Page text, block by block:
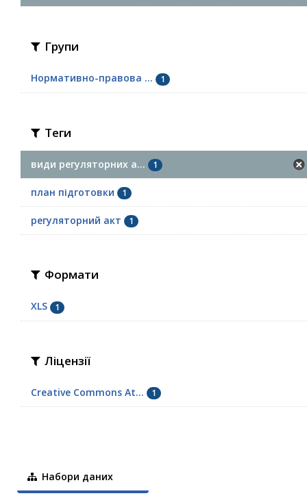
Групи
Нормативно-правова ... 1
Теги
види регуляторних а... 1
план підготовки 1
регуляторний акт 1
Формати
XLS 1
Ліцензії
Creative Commons At... 1
Набори даних